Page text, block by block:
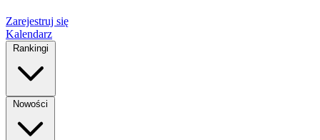
Zarejestruj się
Kalendarz
Rankingi
Nowości